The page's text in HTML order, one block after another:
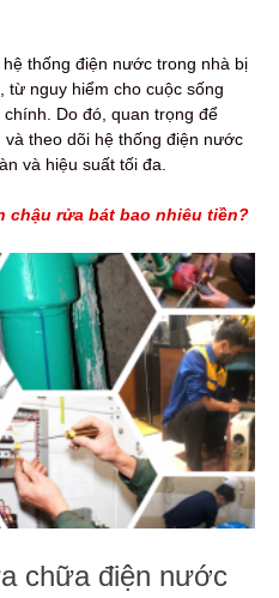
thống điện nước trong nhà bị
từ nguy hiểm cho cuộc sống
Do đó, quan trọng để
theo dõi hệ thống điện nước
và hiệu suất tối đa.
chậu rửa bát bao nhiêu tiền?
chữa điện nước